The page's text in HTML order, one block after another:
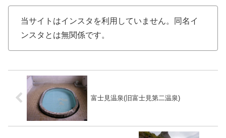
当サイトはインスタを利用していません。同名イ
ンスタとは無関係です。
富士見温泉(旧富士見第二温泉)